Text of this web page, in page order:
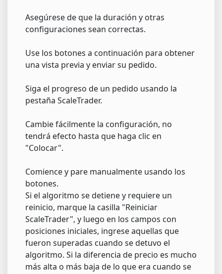
Asegúrese de que la duración y otras
configuraciones sean correctas.
Use los botones a continuación para obtener
una vista previa y enviar su pedido.
Siga el progreso de un pedido usando la
pestaña ScaleTrader.
Cambie fácilmente la configuración, no
tendrá efecto hasta que haga clic en
"Colocar".
Comience y pare manualmente usando los
botones.
Si el algoritmo se detiene y requiere un
reinicio, marque la casilla "Reiniciar
ScaleTrader", y luego en los campos con
posiciones iniciales, ingrese aquellas que
fueron superadas cuando se detuvo el
algoritmo. Si la diferencia de precio es mucho
más alta o más baja de lo que era cuando se